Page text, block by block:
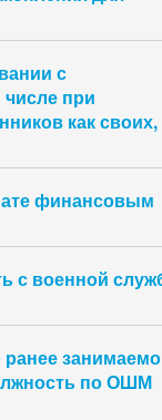
с
при
как своих,
финансовым
с военной
по ОШМ